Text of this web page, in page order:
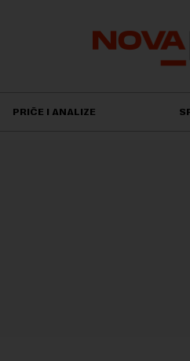
PRIČE I ANALIZE